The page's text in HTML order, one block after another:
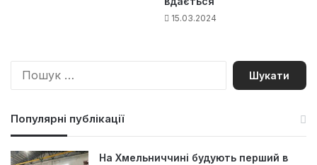
15.03.2024
П
Популярні публікації
На Хмельниччині будують перший в